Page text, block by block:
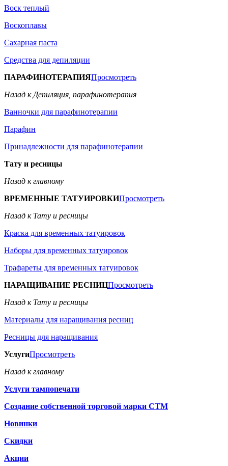
Воск теплый
Воскоплавы
Сахарная паста
Средства для депиляции
ПАРАФИНОТЕРАПИЯПросмотреть
Назад к Депиляция, парафинотерапия
Ванночки для парафинотерапии
Парафин
Принадлежности для парафинотерапии
Тату и ресницы
Назад к главному
ВРЕМЕННЫЕ ТАТУИРОВКИПросмотреть
Назад к Тату и ресницы
Краска для временных татуировок
Наборы для временных татуировок
Трафареты для временных татуировок
НАРАЩИВАНИЕ РЕСНИЦПросмотреть
Назад к Тату и ресницы
Материалы для наращивания ресниц
Ресницы для наращивания
УслугиПросмотреть
Назад к главному
Услуги тампопечати
Создание собственной торговой марки СТМ
Новинки
Скидки
Акции